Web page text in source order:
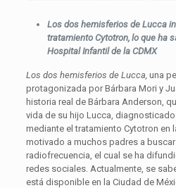
Los dos hemisferios de Lucca
tratamiento Cytotron, lo que ha
Hospital Infantil de la CDMX
Los dos hemisferios de Lucca, una
protagonizada por Bárbara Mori y
historia real de Bárbara Anderson,
vida de su hijo Lucca, diagnosticado
mediante el tratamiento Cytotron en
motivado a muchos padres a
radiofrecuencia, el cual se ha
redes sociales. Actualmente, se
está disponible en la Ciudad de